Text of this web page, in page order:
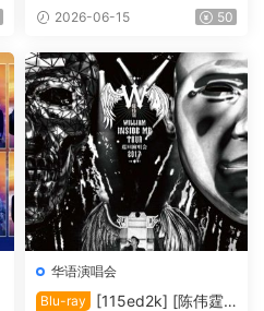
周年演唱会2010 Karaoke][IS
2026-06-15 50
华语演唱会
Blu-ray
[115ed2k] [陈伟霆“I